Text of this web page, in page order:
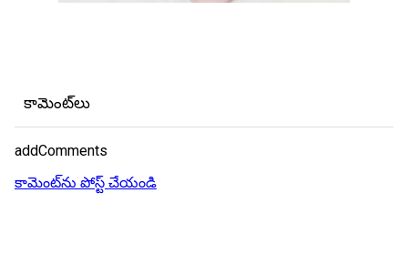
కామెంట్‌లు
addComments
కామెంట్‌ను పోస్ట్ చేయండి